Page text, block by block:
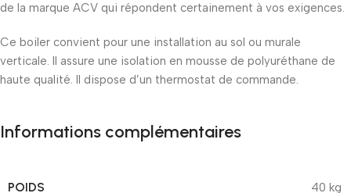
de la marque ACV qui répondent certainement à vos exigences.
Ce boiler convient pour une installation au sol ou murale
verticale. Il assure une isolation en mousse de polyuréthane de
haute qualité. Il dispose d’un thermostat de commande.
Informations complémentaires
POIDS 40 kg